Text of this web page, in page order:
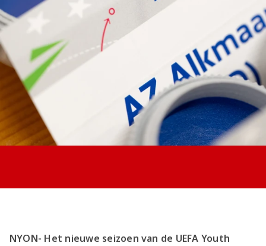
Jong AZ
Seizoenkaart
NYON- Het nieuwe seizoen van de UEFA Youth